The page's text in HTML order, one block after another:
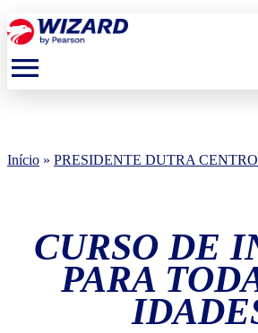
menu
Início » PRESIDENTE DUTRA CENTRO
CURSO DE
PARA